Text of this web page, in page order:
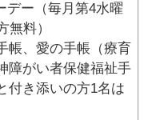
デー（毎月第4水曜
無料）
帳、愛の手帳（療育
障がい者保健福祉手
付き添いの方1名は